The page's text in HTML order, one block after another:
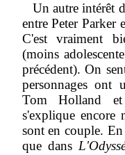
Un autre intérêt
entre Peter
C'est vraiment
(moins
précédent). On
personnages ont
Tom Holland
s'explique encore
sont en couple.
que dans